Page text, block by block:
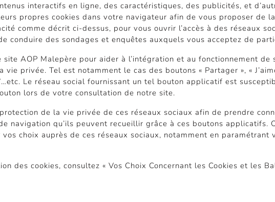
interactifs en ligne, des caractéristiques, des publicités, et
propres cookies dans votre navigateur afin de vous proposer de
comme décrit ci-dessus, pour vous ouvrir l’accès à des réseaux
conduire des sondages et enquêtes auxquels vous acceptez de
AOP Malepère pour aider à l’intégration et au fonctionnement de
privée. Tel est notamment le cas des boutons « Partager », «
Le réseau social fournissant un tel bouton applicatif est
lors de votre consultation de notre site.
de la vie privée de ces réseaux sociaux afin de prendre
navigation qu’ils peuvent recueillir grâce à ces boutons applicatifs.
choix auprès de ces réseaux sociaux, notamment en paramétrant
des cookies, consultez « Vos Choix Concernant les Cookies et les